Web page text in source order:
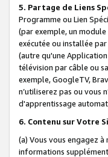
5. Partage de Liens
Programme ou Lien
(par exemple, un
exécutée ou installée
(autre qu'une
télévision par câble ou
exemple, GoogleTV,
n’utiliserez pas ou vous
d'apprentissage
6. Contenu sur Votre
(a) Vous vous engagez
informations